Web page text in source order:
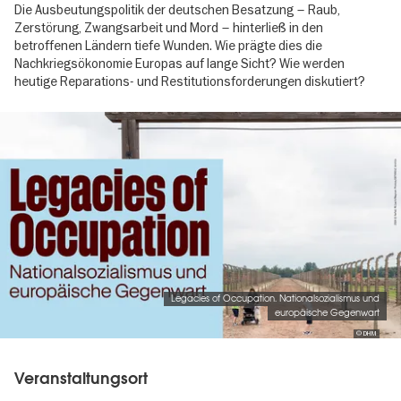
Die Ausbeutungspolitik der deutschen Besatzung – Raub,
Zerstörung, Zwangsarbeit und Mord – hinterließ in den
betroffenen Ländern tiefe Wunden. Wie prägte dies die
Nachkriegsökonomie Europas auf lange Sicht? Wie werden
heutige Reparations- und Restitutionsforderungen diskutiert?
© DHM
Legacies of Occupation. Nationalsozialismus und
europäische Gegenwart
Veranstaltungsort